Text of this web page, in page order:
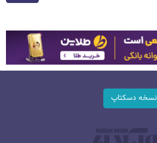
نسخه دسکتاپ